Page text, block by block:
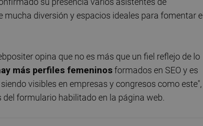
mucha diversión y espacios ideales para fomentar el
opina que no es más que un fiel reflejo de lo
más perfiles femeninosformados en SEO y es
visibles en empresas y congresos como este",
formulario habilitado en la página web.